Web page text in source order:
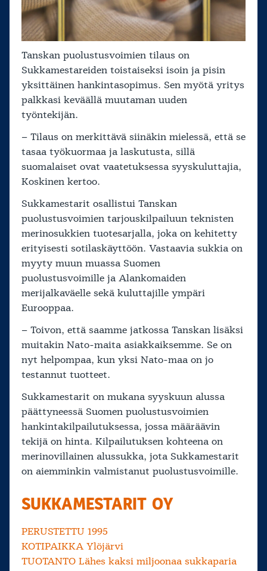
Tanskan puolustusvoimien tilaus on
Sukkamestareiden toistaiseksi isoin ja pisin
yksittäinen hankintasopimus. Sen myötä yritys
palkkasi keväällä muutaman uuden
työntekijän.
– Tilaus on merkittävä siinäkin mielessä, että se
tasaa työkuormaa ja laskutusta, sillä
suomalaiset ovat vaatetuksessa syyskuluttajia,
Koskinen kertoo.
Sukkamestarit osallistui Tanskan
puolustusvoimien tarjouskilpailuun teknisten
merinosukkien tuotesarjalla, joka on kehitetty
erityisesti sotilaskäyttöön. Vastaavia sukkia on
myyty muun muassa Suomen
puolustusvoimille ja Alankomaiden
merijalkaväelle sekä kuluttajille ympäri
Eurooppaa.
– Toivon, että saamme jatkossa Tanskan lisäksi
muitakin Nato-maita asiakkaiksemme. Se on
nyt helpompaa, kun yksi Nato-maa on jo
testannut tuotteet.
Sukkamestarit on mukana syyskuun alussa
päättyneessä Suomen puolustusvoimien
hankintakilpailutuksessa, jossa määräävin
tekijä on hinta. Kilpailutuksen kohteena on
merinovillainen alussukka, jota Sukkamestarit
on aiemminkin valmistanut puolustusvoimille.
SUKKAMESTARIT OY
PERUSTETTU 1995
KOTIPAIKKA Ylöjärvi
TUOTANTO Lähes kaksi miljoonaa sukkaparia